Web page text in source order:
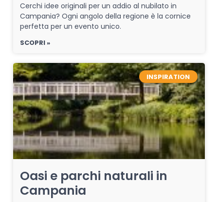
Cerchi idee originali per un addio al nubilato in
Campania? Ogni angolo della regione è la cornice
perfetta per un evento unico.
SCOPRI »
INSPIRATION
Oasi e parchi naturali in
Campania